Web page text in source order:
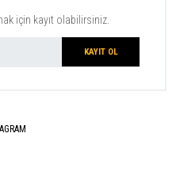
için kayıt olabilirsiniz.